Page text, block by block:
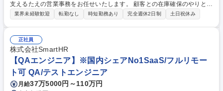
支えるたえの営業事務をお任せいたします。 顧客との在庫確保のやりとり
や資料作成などが主な業務になります。 ■受発注データの入力・管理 ■納
に随伴する資料作成の補助※主要顧客は大手ドラッグストア、ショッピン
グモール、大手量販店などになります。 【変更の範囲】業務内容の変更範
囲：会社の定める業務 募集職種 【営業事務】10年でベビー・ビューティ
ーなど馴染みのあるブランド
業界未経験歓迎 転勤なし 時短勤務あり 完全週休2日制 土日祝休み
正社員
株式会社SmartHR
【QAエンジニア】※国内シェアNo1SaaS/フルリモー
ト可 QA/テストエンジニア
月給37万5000円～110万円